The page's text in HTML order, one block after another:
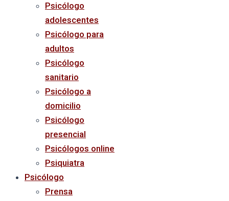
Psicólogo
adolescentes
Psicólogo para
adultos
Psicólogo
sanitario
Psicólogo a
domicilio
Psicólogo
presencial
Psicólogos online
Psiquiatra
Psicólogo
Prensa